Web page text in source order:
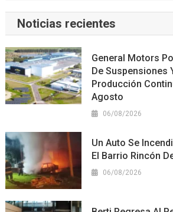
Noticias recientes
General Motors
De Suspensiones
Producción
Agosto
06/08/2026
Un Auto Se
El Barrio Rincón
06/08/2026